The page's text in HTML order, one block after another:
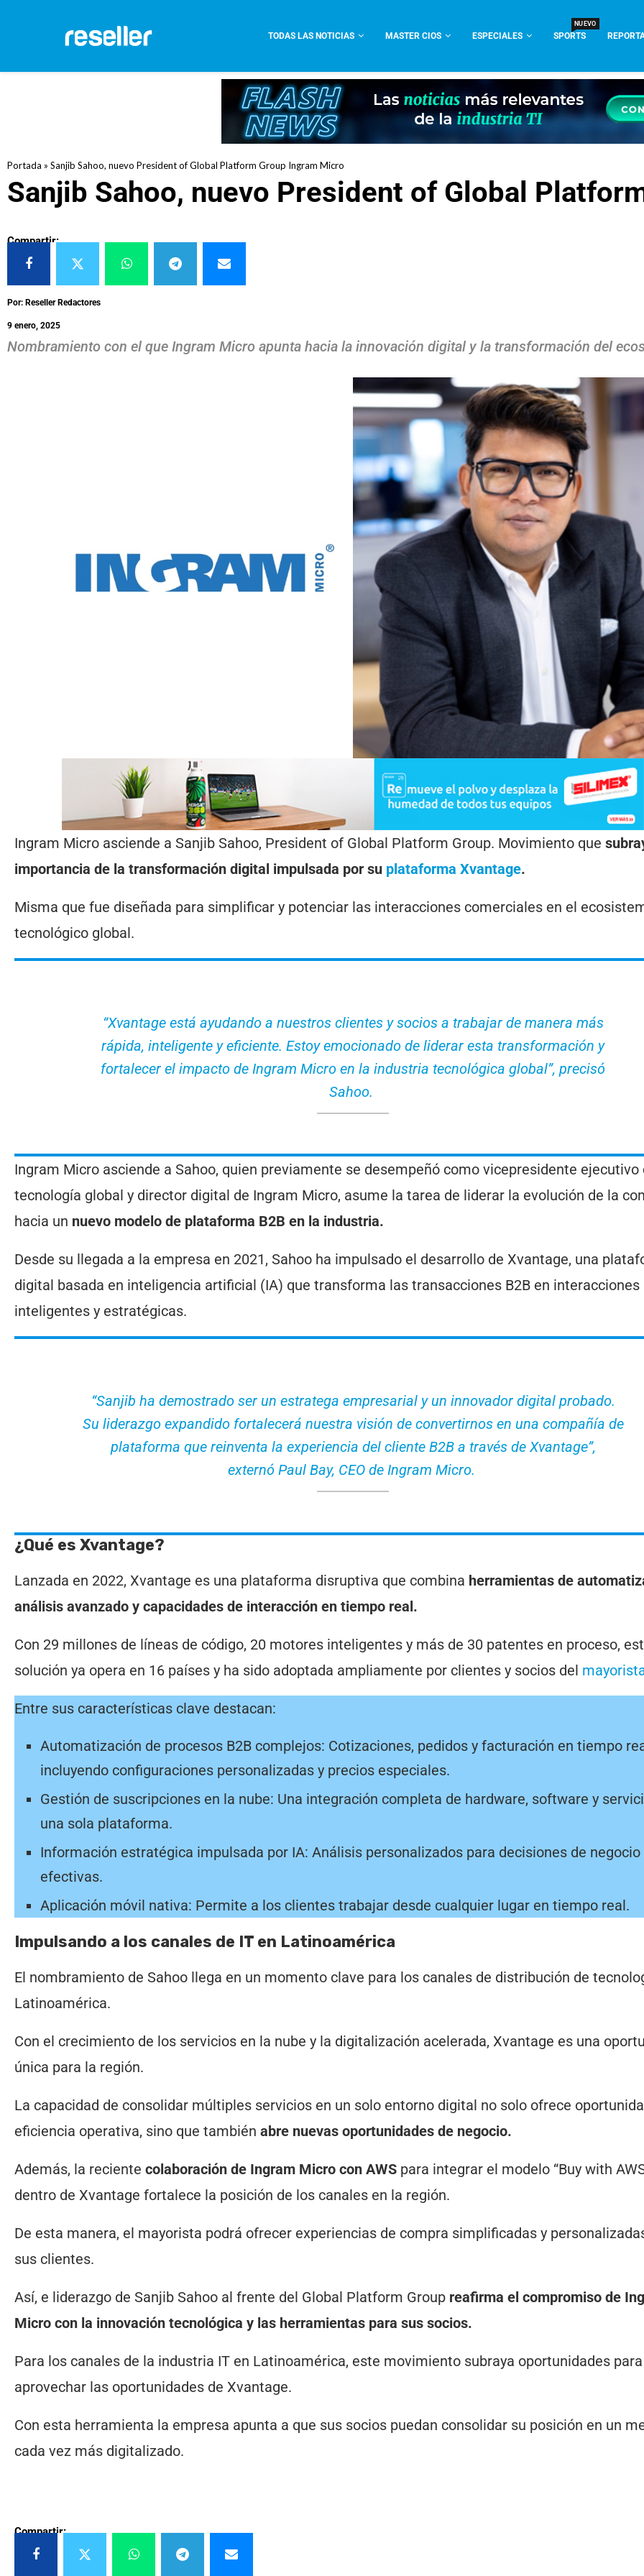
TODAS LAS NOTICIAS MASTER CIOS ESPECIALES SPORTS
NUEVO
Portada » Sanjib Sahoo, nuevo President of Global Platform Group Ingram Micro
Sanjib Sahoo, nuevo President of Global
Compartir:
Por: Reseller Redactores
9 enero, 2025
Nombramiento con el que Ingram Micro apunta hacia la innovación digital y la transformación del
Ingram Micro asciende a Sanjib Sahoo, President of Global Platform Group. Movimiento que
importancia de la transformación digital impulsada por su plataforma Xvantage.
Misma que fue diseñada para simplificar y potenciar las interacciones comerciales en el
tecnológico global.
“Xvantage está ayudando a nuestros clientes y socios a trabajar de manera más
rápida, inteligente y eficiente. Estoy emocionado de liderar esta transformación y
fortalecer el impacto de Ingram Micro en la industria tecnológica global”, precisó
Sahoo.
Ingram Micro asciende a Sahoo, quien previamente se desempeñó como vicepresidente ejecutivo
tecnología global y director digital de Ingram Micro, asume la tarea de liderar la evolución de la
hacia un nuevo modelo de plataforma B2B en la industria.
Desde su llegada a la empresa en 2021, Sahoo ha impulsado el desarrollo de Xvantage, una
digital basada en inteligencia artificial (IA) que transforma las transacciones B2B en interacciones
inteligentes y estratégicas.
“Sanjib ha demostrado ser un estratega empresarial y un innovador digital probado.
Su liderazgo expandido fortalecerá nuestra visión de convertirnos en una compañía de
plataforma que reinventa la experiencia del cliente B2B a través de Xvantage”,
externó Paul Bay, CEO de Ingram Micro.
¿Qué es Xvantage?
Lanzada en 2022, Xvantage es una plataforma disruptiva que combina herramientas de
análisis avanzado y capacidades de interacción en tiempo real.
Con 29 millones de líneas de código, 20 motores inteligentes y más de 30 patentes en proceso,
solución ya opera en 16 países y ha sido adoptada ampliamente por clientes y socios del
Entre sus características clave destacan:
Automatización de procesos B2B complejos: Cotizaciones, pedidos y facturación en tiempo
incluyendo configuraciones personalizadas y precios especiales.
Gestión de suscripciones en la nube: Una integración completa de hardware, software y
una sola plataforma.
Información estratégica impulsada por IA: Análisis personalizados para decisiones de
efectivas.
Aplicación móvil nativa: Permite a los clientes trabajar desde cualquier lugar en tiempo real.
Impulsando a los canales de IT en Latinoamérica
El nombramiento de Sahoo llega en un momento clave para los canales de distribución de
Latinoamérica.
Con el crecimiento de los servicios en la nube y la digitalización acelerada, Xvantage es una
única para la región.
La capacidad de consolidar múltiples servicios en un solo entorno digital no solo ofrece
eficiencia operativa, sino que también abre nuevas oportunidades de negocio.
Además, la reciente colaboración de Ingram Micro con AWS para integrar el modelo “Buy with
dentro de Xvantage fortalece la posición de los canales en la región.
De esta manera, el mayorista podrá ofrecer experiencias de compra simplificadas y
sus clientes.
Así, e liderazgo de Sanjib Sahoo al frente del Global Platform Group reafirma el compromiso de
Micro con la innovación tecnológica y las herramientas para sus socios.
Para los canales de la industria IT en Latinoamérica, este movimiento subraya oportunidades para
aprovechar las oportunidades de Xvantage.
Con esta herramienta la empresa apunta a que sus socios puedan consolidar su posición en un
cada vez más digitalizado.
Compartir: